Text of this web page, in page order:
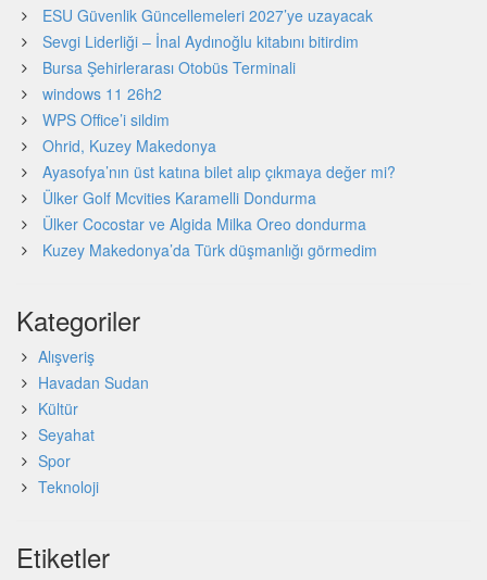
ESU Güvenlik Güncellemeleri 2027’ye uzayacak
Sevgi Liderliği – İnal Aydınoğlu kitabını bitirdim
Bursa Şehirlerarası Otobüs Terminali
windows 11 26h2
WPS Office’i sildim
Ohrid, Kuzey Makedonya
Ayasofya’nın üst katına bilet alıp çıkmaya değer mi?
Ülker Golf Mcvities Karamelli Dondurma
Ülker Cocostar ve Algida Milka Oreo dondurma
Kuzey Makedonya’da Türk düşmanlığı görmedim
Kategoriler
Alışveriş
Havadan Sudan
Kültür
Seyahat
Spor
Teknoloji
Etiketler